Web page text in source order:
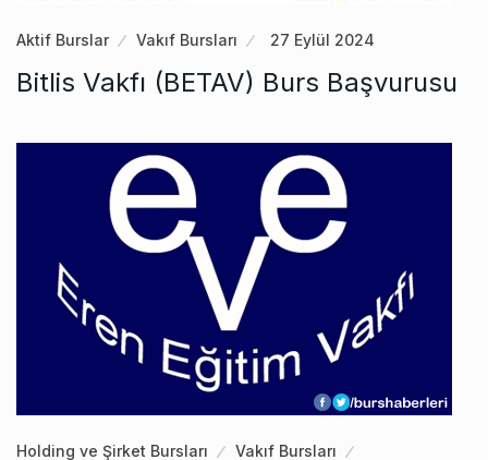
Aktif Burslar Vakıf Bursları 27 Eylül 2024
Bitlis Vakfı (BETAV) Burs Başvurusu
Holding ve Şirket Bursları
Vakıf Bursları